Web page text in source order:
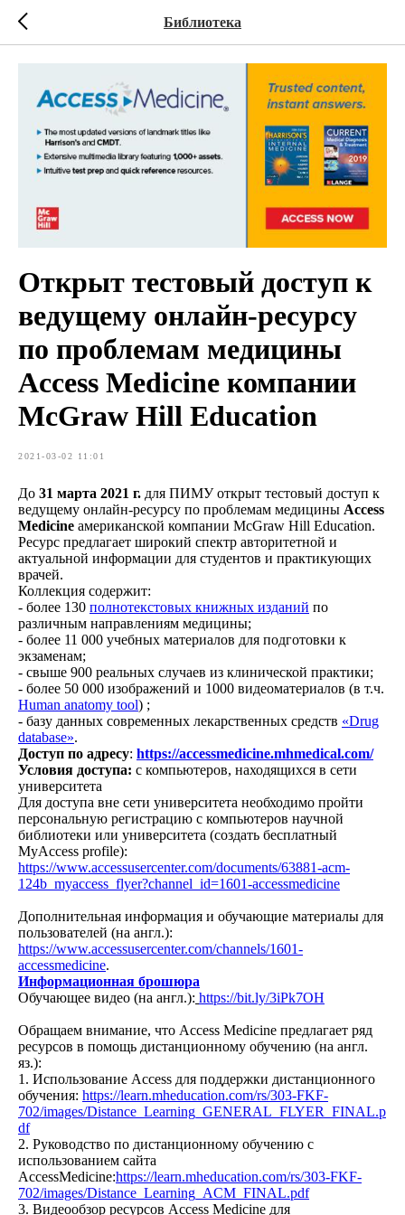
Библиотека
Открыт тестовый доступ к
ведущему онлайн-ресурсу
по проблемам медицины
Access Medicine компании
McGraw Hill Education
2021-03-02 11:01
До 31 марта 2021 г. для ПИМУ открыт тестовый доступ к
ведущему онлайн-ресурсу по проблемам медицины Access
Medicine американской компании McGraw Hill Education.
Ресурс предлагает широкий спектр авторитетной и
актуальной информации для студентов и практикующих
врачей.
Коллекция содержит:
- более 130 полнотекстовых книжных изданий по
различным направлениям медицины;
- более 11 000 учебных материалов для подготовки к
экзаменам;
- свыше 900 реальных случаев из клинической практики;
- более 50 000 изображений и 1000 видеоматериалов (в т.ч.
Human anatomy tool) ;
- базу данных современных лекарственных средств «Drug
database».
Доступ по адресу: https://accessmedicine.mhmedical.com/
Условия доступа: с компьютеров, находящихся в сети
университета
Для доступа вне сети университета необходимо пройти
персональную регистрацию с компьютеров научной
библиотеки или университета (создать бесплатный
MyAccess profile):
https://www.accessusercenter.com/documents/63881-acm-
124b_myaccess_flyer?channel_id=1601-accessmedicine
Дополнительная информация и обучающие материалы для
пользователей (на англ.):
https://www.accessusercenter.com/channels/1601-
accessmedicine.
Информационная брошюра
Обучающее видео (на англ.): https://bit.ly/3iPk7OH
Обращаем внимание, что Access Medicine предлагает ряд
ресурсов в помощь дистанционному обучению (на англ.
яз.):
1. Использование Access для поддержки дистанционного
обучения: https://learn.mheducation.com/rs/303-FKF-
702/images/Distance_Learning_GENERAL_FLYER_FINAL.p
df
2. Руководство по дистанционному обучению с
использованием сайта
AccessMedicine:https://learn.mheducation.com/rs/303-FKF-
702/images/Distance_Learning_ACM_FINAL.pdf
3. Видеообзор ресурсов Access Medicine для